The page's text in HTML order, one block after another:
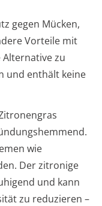
gegen Mücken,
Vorteile mit
zu
und enthält keine
wie
Der zitronige
und kann
zu reduzieren –